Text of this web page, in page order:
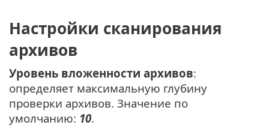
Настройки сканирования
архивов
Уровень вложенности архивов:
определяет максимальную глубину
проверки архивов. Значение по
умолчанию: 10.